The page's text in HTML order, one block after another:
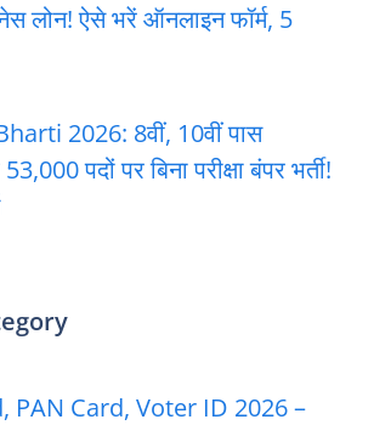
लोन! ऐसे भरें ऑनलाइन फॉर्म, 5
2026: 8वीं, 10वीं पास
पदों पर बिना परीक्षा बंपर भर्ती!
PAN Card, Voter ID 2026 –